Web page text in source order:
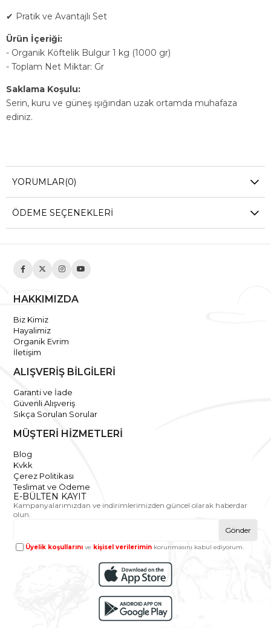
✔ Pratik ve Avantajlı Set
Ürün İçeriği:
- Organik Köftelik Bulgur 1 kg (1000 gr)
- Toplam Net Miktar: Gr
Saklama Koşulu:
Serin, kuru ve güneş ışığından uzak ortamda muhafaza
ediniz.
YORUMLAR(0)
ÖDEME SEÇENEKLERI
HAKKIMIZDA
Biz Kimiz
Hayalimiz
Organik Evrim
İletişim
ALIŞVERİŞ BİLGİLERİ
Garanti ve İade
Güvenli Alışveriş
Sıkça Sorulan Sorular
MÜŞTERİ HİZMETLERİ
Blog
Kvkk
Çerez Politikası
Teslimat ve Ödeme
E-BÜLTEN KAYIT
Kampanyalarımızdan ve indirimlerimizden güncel olarak haberdar
olun.
Gönder
Üyelik koşullarını ve kişisel verilerimin korunmasını kabul ediyorum.